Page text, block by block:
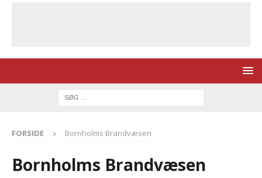
FORSIDE Bornholms Brandvæsen
Bornholms Brandvæsen